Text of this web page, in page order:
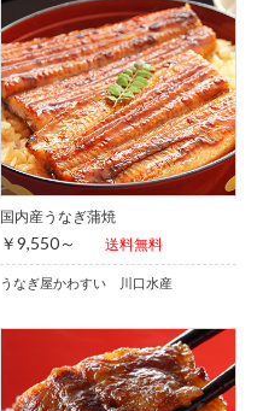
国内産うなぎ蒲焼
￥9,550～ 送料無料
うなぎ屋かわすい 川口水産